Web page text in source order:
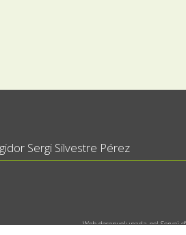
Sergi Silvestre Pérez
Web desenvolupada pel Servei